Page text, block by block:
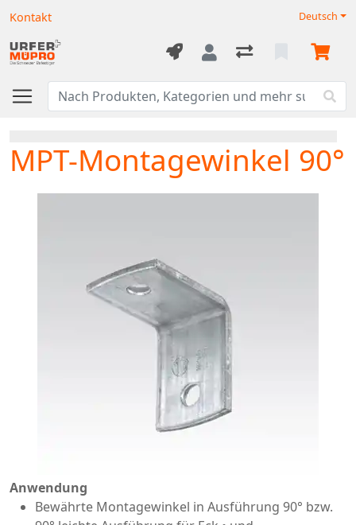
Kontakt Deutsch
MPT-Montagewinkel 90°
Anwendung
Bewährte Montagewinkel in Ausführung 90° bzw.